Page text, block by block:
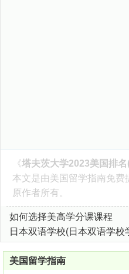
《塔夫茨大学2023美国排
本文是由美国留学指南免费
原作者所有。
如何选择美高学分课课程
日本双语学校(日本双语学校
美国留学指南